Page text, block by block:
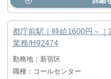
都庁前駅｜時給1600円～
業務/H92474
勤務地：新宿区
職種：コールセンター